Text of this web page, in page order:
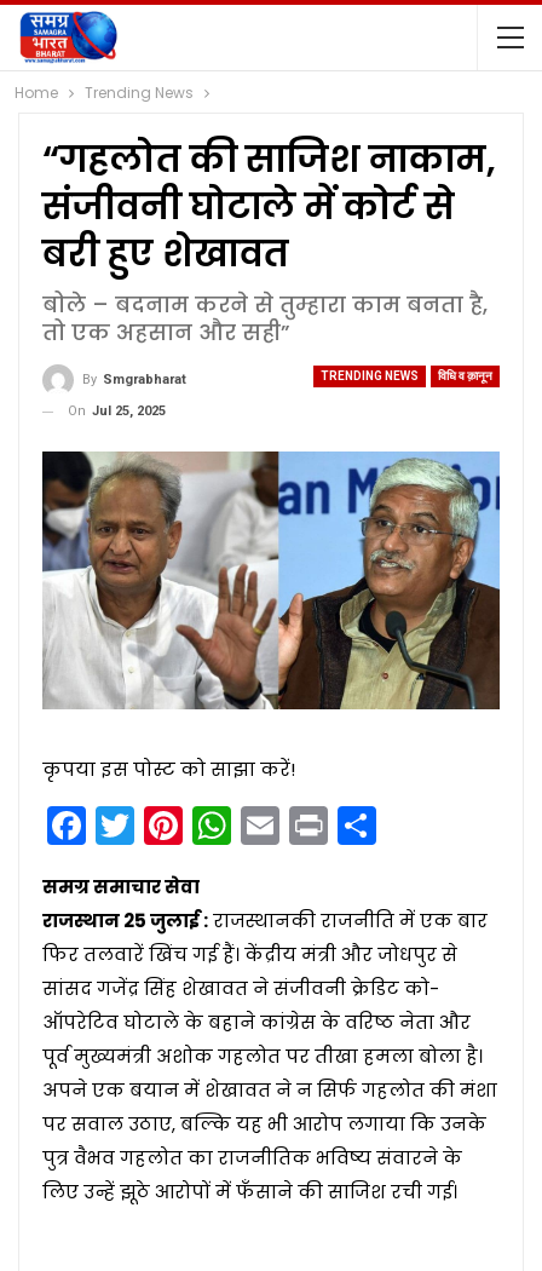
Home Trending News
“गहलोत की साजिश नाकाम,
संजीवनी घोटाले में कोर्ट से
बरी हुए शेखावत
बोले – बदनाम करने से तुम्हारा काम बनता है,
तो एक अहसान और सही”
TRENDING NEWS विधि व क़ानून
By Smgrabharat
On Jul 25, 2025
कृपया इस पोस्ट को साझा करें!
Facebook
Twitter
Pinterest
WhatsApp
Email
Print
समग्र समाचार सेवा
राजस्थान 25 जुलाई :राजस्थानकी राजनीति में एक बार
फिर तलवारें खिंच गई हैं। केंद्रीय मंत्री और जोधपुर से
सांसद गजेंद्र सिंह शेखावत ने संजीवनी क्रेडिट को-
ऑपरेटिव घोटाले के बहाने कांग्रेस के वरिष्ठ नेता और
पूर्व मुख्यमंत्री अशोक गहलोत पर तीखा हमला बोला है।
अपने एक बयान में शेखावत ने न सिर्फ गहलोत की मंशा
पर सवाल उठाए, बल्कि यह भी आरोप लगाया कि उनके
पुत्र वैभव गहलोत का राजनीतिक भविष्य संवारने के
लिए उन्हें झूठे आरोपों में फँसाने की साजिश रची गई।